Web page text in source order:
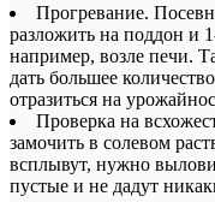
Прогревание.
разложить на поддон и
например, возле печи.
дать большее
отразиться на
Проверка на
замочить в солевом
всплывут, нужно
пустые и не дадут